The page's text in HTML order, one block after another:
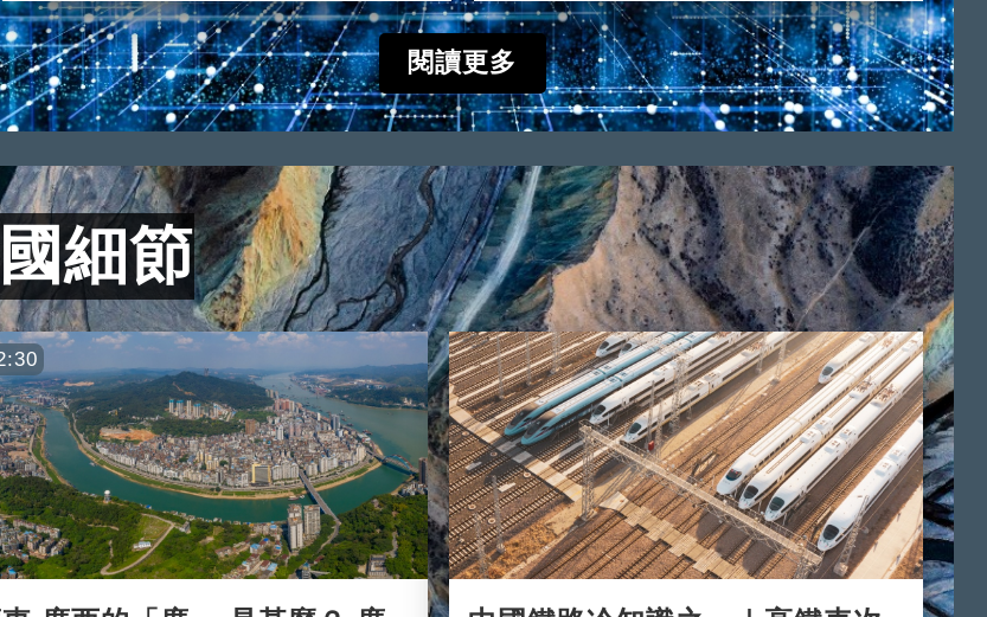
閱讀更多
細節